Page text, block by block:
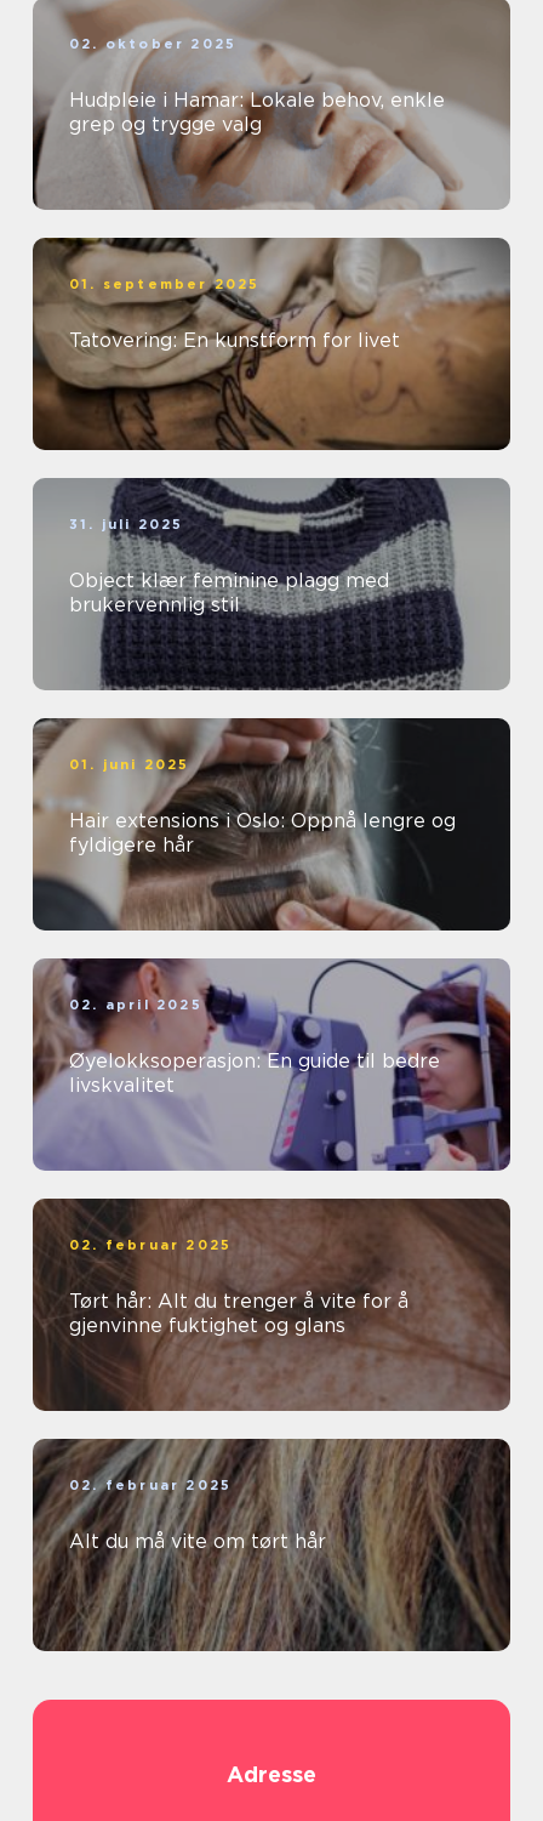
02. oktober 2025
Hudpleie i Hamar: Lokale behov, enkle
grep og trygge valg
01. september 2025
Tatovering: En kunstform for livet
31. juli 2025
Object klær feminine plagg med
brukervennlig stil
01. juni 2025
Hair extensions i Oslo: Oppnå lengre og
fyldigere hår
02. april 2025
Øyelokksoperasjon: En guide til bedre
livskvalitet
02. februar 2025
Tørt hår: Alt du trenger å vite for å
gjenvinne fuktighet og glans
02. februar 2025
Alt du må vite om tørt hår
Adresse